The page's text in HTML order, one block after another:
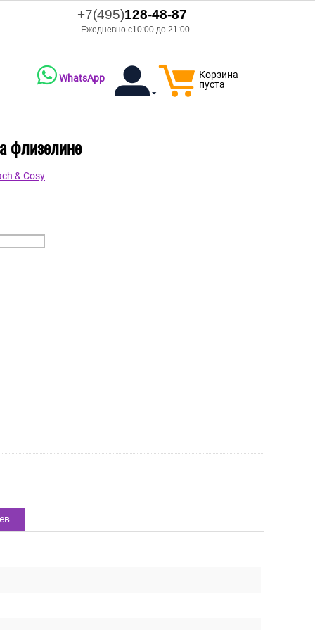
+7(495)128-48-87
Ежедневно с10:00 до 21:00
Корзина
пуста
WhatsApp
флизелине
& Cosy